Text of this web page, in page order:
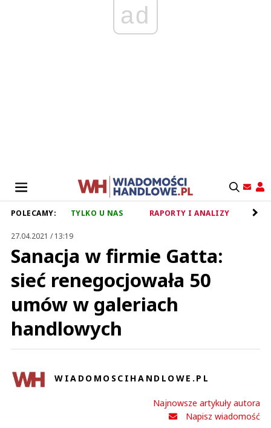
ad
POLECAMY: TYLKO U NAS RAPORTY I ANALIZY
27.04.2021 / 13:19
Sanacja w firmie Gatta:
sieć renegocjowała 50
umów w galeriach
handlowych
WIADOMOSCIHANDLOWE.PL
Najnowsze artykuły autora
Napisz wiadomość